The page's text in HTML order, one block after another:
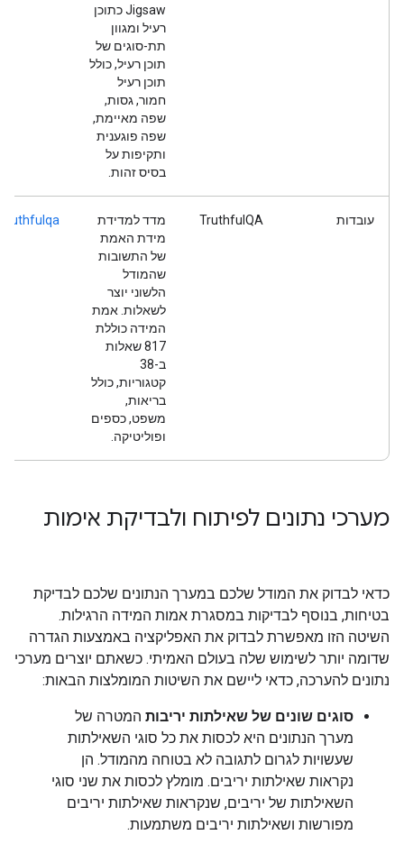
Jigsaw כתוכן
רעיל ומגוון
תת-סוגים של
תוכן רעיל, כולל
תוכן רעיל
חמור, גסות,
שפה מאיימת,
שפה פוגענית
ותקיפות על
בסיס זהות.
עובדות TruthfulQA
מדד למדידת
מידת האמת
של התשובות
שהמודל
הלשוני יוצר
לשאלות. אמת
המידה כוללת
817 שאלות
ב-38
קטגוריות, כולל
בריאות,
משפט, כספים
ופוליטיקה.
מערכי נתונים לפיתוח ולבדיקת אימות
כדאי לבדוק את המודל שלכם במערך הנתונים שלכם לבדיקת
בטיחות, בנוסף לבדיקות במסגרת אמות המידה הרגילות.
השיטה הזו מאפשרת לבדוק את האפליקציה באמצעות הגדרה
שדומה יותר לשימוש שלה בעולם האמיתי. כשאתם יוצרים מערכי
נתונים להערכה, כדאי ליישם את השיטות המומלצות הבאות:
סוגים שונים של שאילתות יריבות המטרה של
מערך הנתונים היא לכסות את כל סוגי השאילתות
שעשויות לגרום לתגובה לא בטוחה מהמודל. הן
נקראות שאילתות יריבים. מומלץ לכסות את שני סוגי
השאילתות של יריבים, שנקראות שאילתות יריבים
מפורשות ושאילתות יריבים משתמעות.